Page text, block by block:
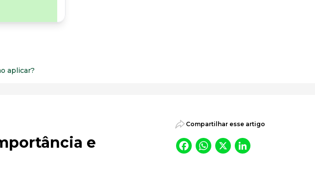
aplicar?
e
Compartilhar esse artigo
Facebook
WhatsApp
X